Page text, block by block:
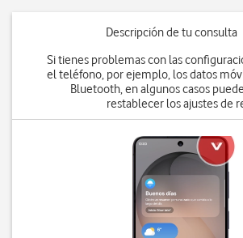
Descripción de tu consulta
Si tienes problemas con las
el teléfono, por ejemplo, los datos
Bluetooth, en algunos casos
restablecer los ajustes de